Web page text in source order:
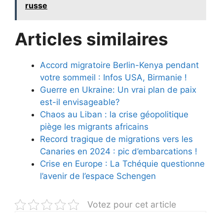
russe
Articles similaires
Accord migratoire Berlin-Kenya pendant
votre sommeil : Infos USA, Birmanie !
Guerre en Ukraine: Un vrai plan de paix
est-il envisageable?
Chaos au Liban : la crise géopolitique
piège les migrants africains
Record tragique de migrations vers les
Canaries en 2024 : pic d’embarcations !
Crise en Europe : La Tchéquie questionne
l’avenir de l’espace Schengen
Votez pour cet article